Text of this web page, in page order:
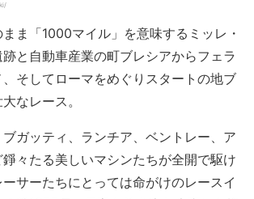
ま「1000マイル」を意味するミッレ・
と自動車産業の町ブレシアからフェラ
そしてローマをめぐりスタートの地ブ
なレース。
ガッティ、ランチア、ベントレー、ア
々たる美しいマシンたちが全開で駆け
サーたちにとっては命がけのレースイ